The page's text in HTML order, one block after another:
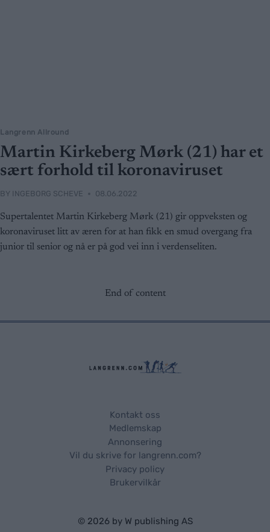
Langrenn Allround
Martin Kirkeberg Mørk (21) har et
sært forhold til koronaviruset
BY INGEBORG SCHEVE 08.06.2022
Supertalentet Martin Kirkeberg Mørk (21) gir oppveksten og
koronaviruset litt av æren for at han fikk en smud overgang fra
junior til senior og nå er på god vei inn i verdenseliten.
End of content
Kontakt oss
Medlemskap
Annonsering
Vil du skrive for langrenn.com?
Privacy policy
Brukervilkår
© 2026 by W publishing AS